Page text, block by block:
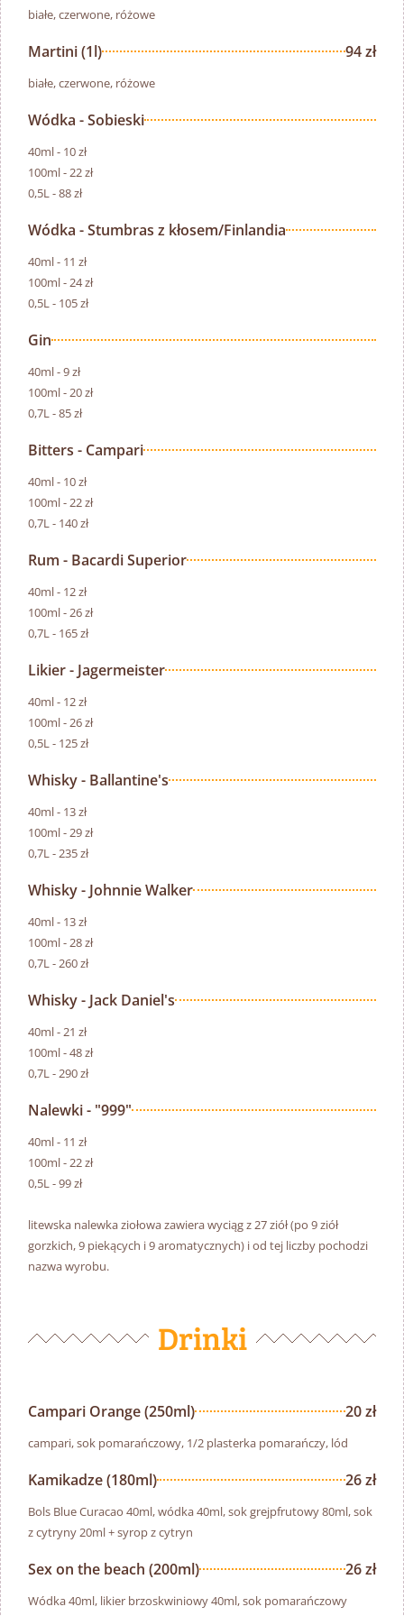
białe, czerwone, różowe
Martini (1l) 94 zł
białe, czerwone, różowe
Wódka - Sobieski
40ml - 10 zł
100ml - 22 zł
0,5L - 88 zł
Wódka - Stumbras z kłosem/Finlandia
40ml - 11 zł
100ml - 24 zł
0,5L - 105 zł
Gin
40ml - 9 zł
100ml - 20 zł
0,7L - 85 zł
Bitters - Campari
40ml - 10 zł
100ml - 22 zł
0,7L - 140 zł
Rum - Bacardi Superior
40ml - 12 zł
100ml - 26 zł
0,7L - 165 zł
Likier - Jagermeister
40ml - 12 zł
100ml - 26 zł
0,5L - 125 zł
Whisky - Ballantine's
40ml - 13 zł
100ml - 29 zł
0,7L - 235 zł
Whisky - Johnnie Walker
40ml - 13 zł
100ml - 28 zł
0,7L - 260 zł
Whisky - Jack Daniel's
40ml - 21 zł
100ml - 48 zł
0,7L - 290 zł
Nalewki - "999"
40ml - 11 zł
100ml - 22 zł
0,5L - 99 zł
litewska nalewka ziołowa zawiera wyciąg z 27 ziół (po 9 ziół
gorzkich, 9 piekących i 9 aromatycznych) i od tej liczby pochodzi
nazwa wyrobu.
Drinki
Campari Orange (250ml) 20 zł
campari, sok pomarańczowy, 1/2 plasterka pomarańczy, lód
Kamikadze (180ml) 26 zł
Bols Blue Curacao 40ml, wódka 40ml, sok grejpfrutowy 80ml, sok
z cytryny 20ml + syrop z cytryn
Sex on the beach (200ml) 26 zł
Wódka 40ml, likier brzoskwiniowy 40ml, sok pomarańczowy